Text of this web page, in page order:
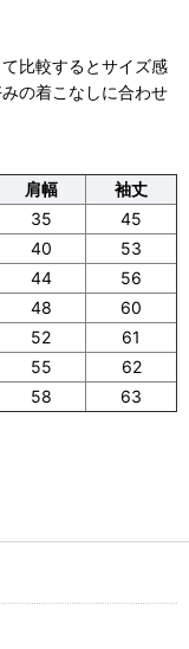
比較するとサイズ感
の着こなしに合わせ
肩幅
袖丈
35
45
40
53
44
56
48
60
52
61
55
62
58 63